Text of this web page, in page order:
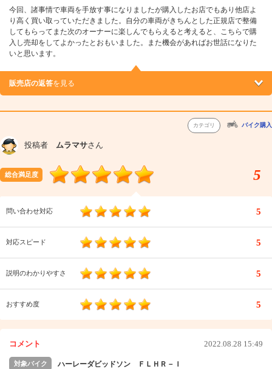
今回、諸事情で車両を手放す事になりましたが購入したお店でもあり他店よ
り高く買い取っていただきました。自分の車両がきちんとした正規店で整備
してもらってまた次のオーナーに楽しんでもらえると考えると、こちらで購
入し売却をしてよかったとおもいました。また機会があればお世話になりた
いと思います。
販売店の返答を見る
カテゴリ バイク購入
投稿者 ムラマサさん
総合満足度 5
問い合わせ対応 5
対応スピード 5
説明のわかりやすさ 5
おすすめ度 5
コメント 2022.08.28 15:49
対象バイク ハーレーダビッドソン ＦＬＨＲ－Ｉ